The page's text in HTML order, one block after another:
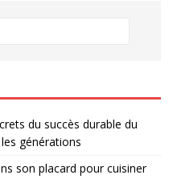
du succès durable du
générations
son placard pour cuisiner